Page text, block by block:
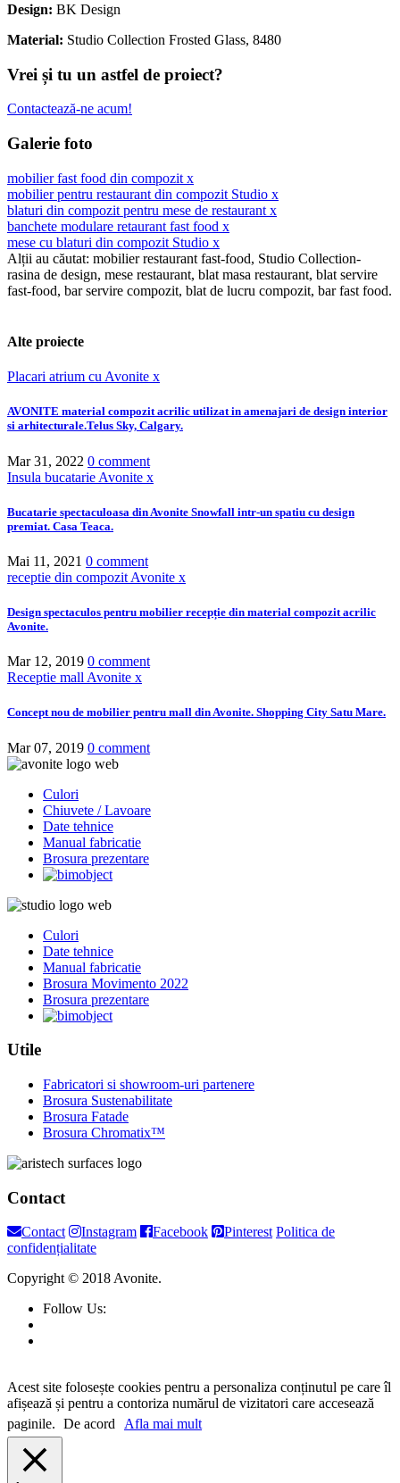
Design: BK Design
Material: Studio Collection Frosted Glass, 8480
Vrei și tu un astfel de proiect?
Contactează-ne acum!
Galerie foto
Alții au căutat: mobilier restaurant fast-food, Studio Collection-
rasina de design, mese restaurant, blat masa restaurant, blat servire
fast-food, bar servire compozit, blat de lucru compozit, bar fast food.
Alte proiecte
AVONITE material compozit acrilic utilizat in amenajari de design interior
si arhitecturale.Telus Sky, Calgary.
Mar 31, 2022 0 comment
Bucatarie spectaculoasa din Avonite Snowfall intr-un spatiu cu design
premiat. Casa Teaca.
Mai 11, 2021 0 comment
Design spectaculos pentru mobilier recepție din material compozit acrilic
Avonite.
Mar 12, 2019 0 comment
Concept nou de mobilier pentru mall din Avonite. Shopping City Satu Mare.
Mar 07, 2019 0 comment
Culori
Chiuvete / Lavoare
Date tehnice
Manual fabricatie
Brosura prezentare
Culori
Date tehnice
Manual fabricatie
Brosura Movimento 2022
Brosura prezentare
Utile
Fabricatori si showroom-uri partenere
Brosura Sustenabilitate
Brosura Fatade
Brosura Chromatix™
Contact
Contact Instagram Facebook Pinterest Politica de
confidențialitate
Copyright © 2018 Avonite.
Follow Us:
Acest site folosește cookies pentru a personaliza conținutul pe care îl
afișează și pentru a contoriza numărul de vizitatori care accesează
paginile. De acord Afla mai mult